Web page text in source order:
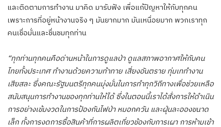
และติดตามการทำงาน มาคิด มารับฟัง เพื่อแก้ปัญหาให้กับทุกคน
เพราะการที่อยู่หน้างานจริง ๆ มันยากมาก มันเหนื่อยมาก พวกเราทุก
คนเชื่อมั่นและชื่นชมทุกท่าน
“ทุกท่านทุกคนคือด่านหน้าในการดูแลป่า ดูแลสภาพอากาศให้กับคน
ไทยทั้งประเทศ ทำงานด้วยความท้าทาย เสี่ยงอันตราย ทุ่มเททำงาน
เสียสละ ซึ่งคณะรัฐมนตรีทุกคนมุ่งมั่นในการทำทุกวิถีทางเพื่อช่วยเหลือ
สนับสนุนการทำงานของทุกท่านให้ได้ ซึ่งในตอนนี้เราได้สั่งการให้ดำเนิน
การอย่างเข้มงวดในการป้องกันไฟป่า หมอกควัน และฝุ่นละอองขนาด
เล็ก ทั้งการงดการซื้อสินค้าที่การผลิตเกี่ยวข้องกับการเผา การห้ามเข้า